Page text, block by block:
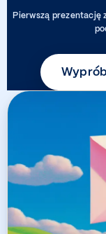
Pierwszą prezentację